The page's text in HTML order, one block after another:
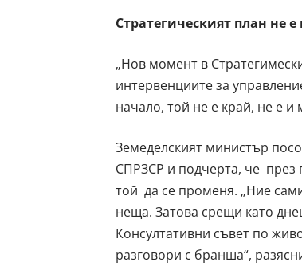
Стратегическият план не
„Нов момент в
интервенциите за
начало, той не е край, не е
Земеделският министър
СПРЗСР и подчерта, че през
той да се променя. „Ние
неща. Затова срещи като
Консултативни съвет по
разговори с бранша“,